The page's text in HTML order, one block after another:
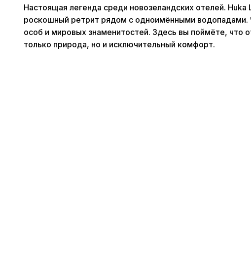
Настоящая легенда среди новозеландских отелей.
роскошный ретрит рядом с одноимёнными водопадами.
особ и мировых знаменитостей. Здесь вы поймёте, что
только природа, но и исключительный комфорт.